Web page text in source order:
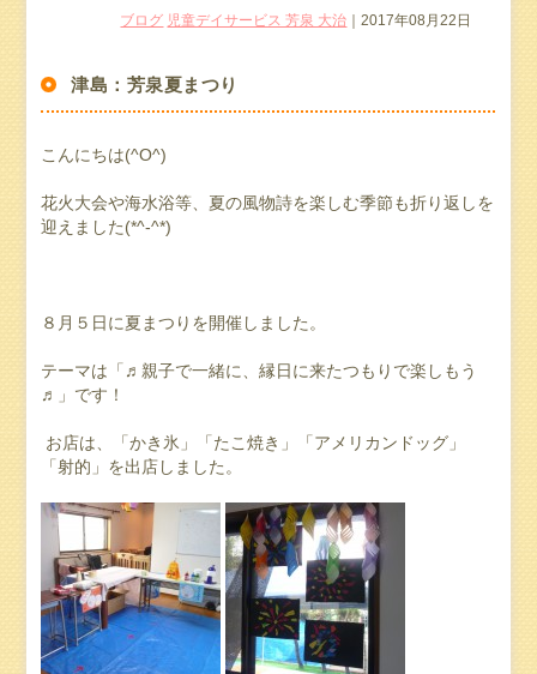
ブログ 児童デイサービス 芳泉 大治 ｜2017年08月22日
津島：芳泉夏まつり
こんにちは(^O^)
花火大会や海水浴等、夏の風物詩を楽しむ季節も折り返しを
迎えました(*^-^*)
８月５日に夏まつりを開催しました。
テーマは「♬親子で一緒に、縁日に来たつもりで楽しもう
♬」です！
お店は、「かき氷」「たこ焼き」「アメリカンドッグ」
「射的」を出店しました。